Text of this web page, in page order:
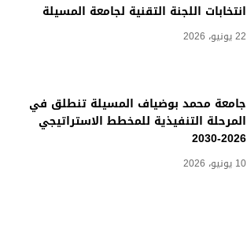
انتخابات اللجنة التقنية لجامعة المسيلة
22 يونيو، 2026
جامعة محمد بوضياف المسيلة تنطلق في
المرحلة التنفيذية للمخطط الاستراتيجي
2026-2030
10 يونيو، 2026